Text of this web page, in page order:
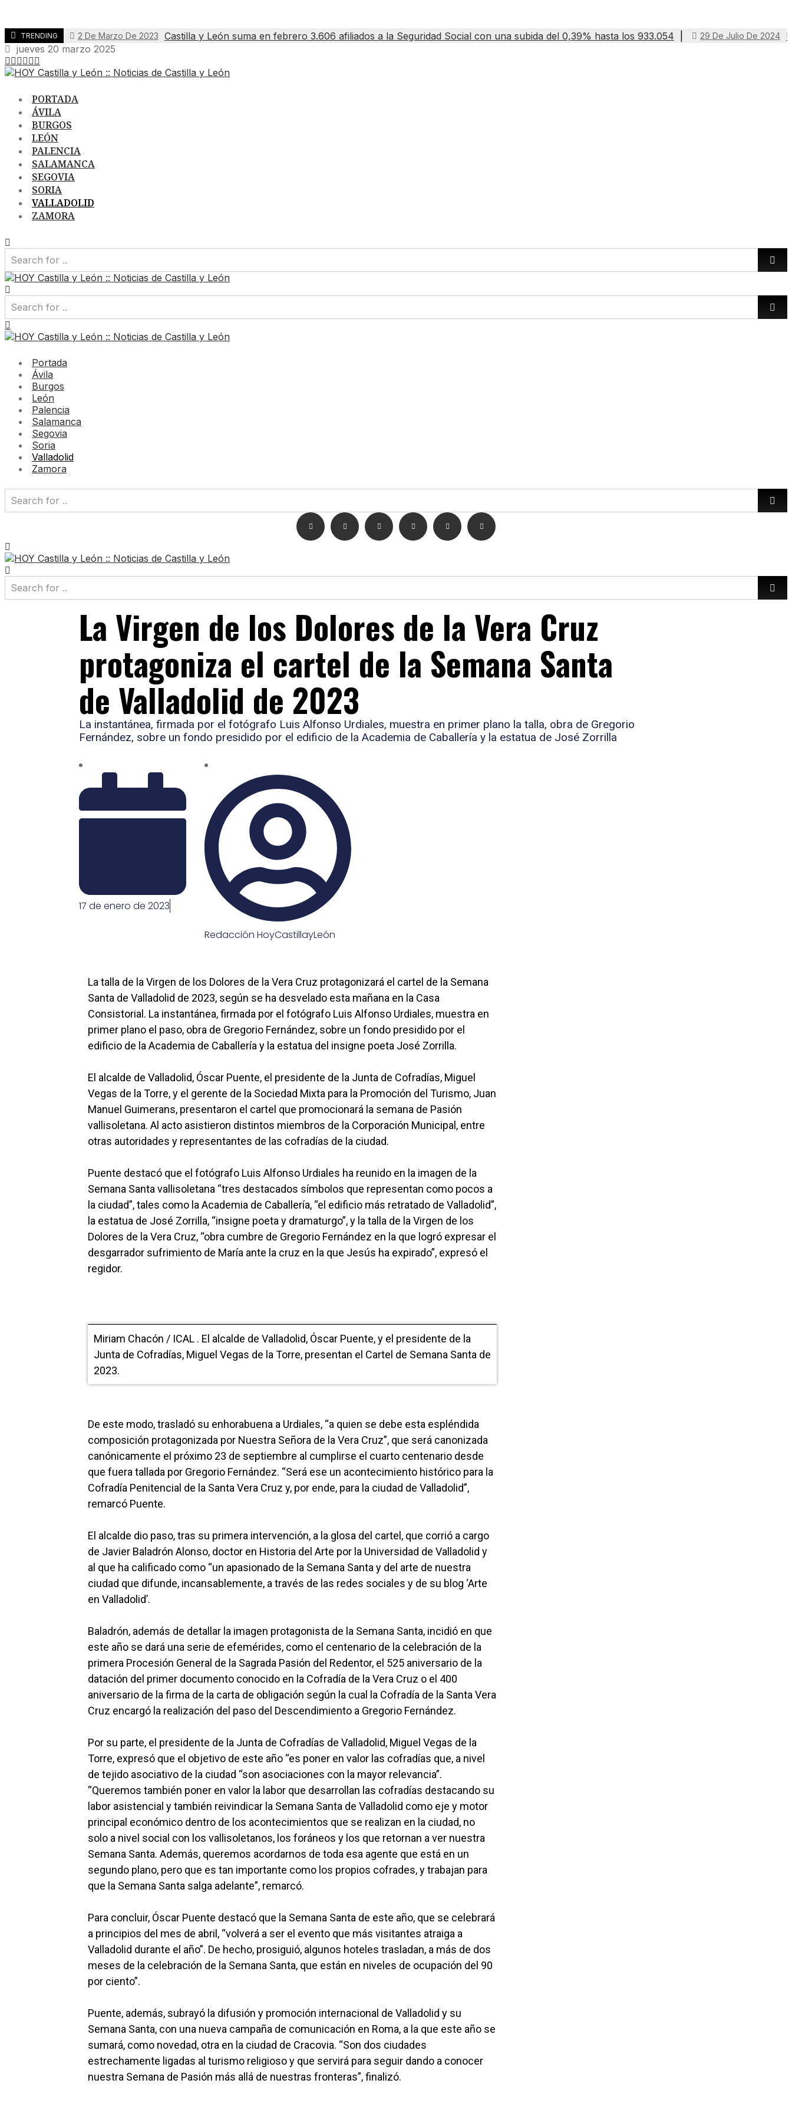
TRENDING 2 De Marzo De 2023 Castilla y León suma en febrero 3.606 afiliados a la Seguridad Social con una subida del 0,39% hasta los 933.054 29 De Julio De 2024
jueves 20 marzo 2025
PORTADA
ÁVILA
BURGOS
LEÓN
PALENCIA
SALAMANCA
SEGOVIA
SORIA
VALLADOLID
ZAMORA
Portada
Ávila
Burgos
León
Palencia
Salamanca
Segovia
Soria
Valladolid
Zamora
La Virgen de los Dolores de la Vera Cruz
protagoniza el cartel de la Semana Santa
de Valladolid de 2023
La instantánea, firmada por el fotógrafo Luis Alfonso Urdiales, muestra en primer plano la talla, obra de Gregorio
Fernández, sobre un fondo presidido por el edificio de la Academia de Caballería y la estatua de José Zorrilla
17 de enero de 2023
Redacción HoyCastillayLeón
La talla de la Virgen de los Dolores de la Vera Cruz protagonizará el cartel de la Semana
Santa de Valladolid de 2023, según se ha desvelado esta mañana en la Casa
Consistorial. La instantánea, firmada por el fotógrafo Luis Alfonso Urdiales, muestra en
primer plano el paso, obra de Gregorio Fernández, sobre un fondo presidido por el
edificio de la Academia de Caballería y la estatua del insigne poeta José Zorrilla.
El alcalde de Valladolid, Óscar Puente, el presidente de la Junta de Cofradías, Miguel
Vegas de la Torre, y el gerente de la Sociedad Mixta para la Promoción del Turismo, Juan
Manuel Guimerans, presentaron el cartel que promocionará la semana de Pasión
vallisoletana. Al acto asistieron distintos miembros de la Corporación Municipal, entre
otras autoridades y representantes de las cofradías de la ciudad.
Puente destacó que el fotógrafo Luis Alfonso Urdiales ha reunido en la imagen de la
Semana Santa vallisoletana “tres destacados símbolos que representan como pocos a
la ciudad”, tales como la Academia de Caballería, “el edificio más retratado de Valladolid”,
la estatua de José Zorrilla, “insigne poeta y dramaturgo”, y la talla de la Virgen de los
Dolores de la Vera Cruz, “obra cumbre de Gregorio Fernández en la que logró expresar el
desgarrador sufrimiento de María ante la cruz en la que Jesús ha expirado”, expresó el
regidor.
Miriam Chacón / ICAL . El alcalde de Valladolid, Óscar Puente, y el presidente de la
Junta de Cofradías, Miguel Vegas de la Torre, presentan el Cartel de Semana Santa de
2023.
De este modo, trasladó su enhorabuena a Urdiales, “a quien se debe esta espléndida
composición protagonizada por Nuestra Señora de la Vera Cruz”, que será canonizada
canónicamente el próximo 23 de septiembre al cumplirse el cuarto centenario desde
que fuera tallada por Gregorio Fernández. “Será ese un acontecimiento histórico para la
Cofradía Penitencial de la Santa Vera Cruz y, por ende, para la ciudad de Valladolid”,
remarcó Puente.
El alcalde dio paso, tras su primera intervención, a la glosa del cartel, que corrió a cargo
de Javier Baladrón Alonso, doctor en Historia del Arte por la Universidad de Valladolid y
al que ha calificado como “un apasionado de la Semana Santa y del arte de nuestra
ciudad que difunde, incansablemente, a través de las redes sociales y de su blog ‘Arte
en Valladolid’.
Baladrón, además de detallar la imagen protagonista de la Semana Santa, incidió en que
este año se dará una serie de efemérides, como el centenario de la celebración de la
primera Procesión General de la Sagrada Pasión del Redentor, el 525 aniversario de la
datación del primer documento conocido en la Cofradía de la Vera Cruz o el 400
aniversario de la firma de la carta de obligación según la cual la Cofradía de la Santa Vera
Cruz encargó la realización del paso del Descendimiento a Gregorio Fernández.
Por su parte, el presidente de la Junta de Cofradías de Valladolid, Miguel Vegas de la
Torre, expresó que el objetivo de este año “es poner en valor las cofradías que, a nivel
de tejido asociativo de la ciudad “son asociaciones con la mayor relevancia”.
“Queremos también poner en valor la labor que desarrollan las cofradías destacando su
labor asistencial y también reivindicar la Semana Santa de Valladolid como eje y motor
principal económico dentro de los acontecimientos que se realizan en la ciudad, no
solo a nivel social con los vallisoletanos, los foráneos y los que retornan a ver nuestra
Semana Santa. Además, queremos acordarnos de toda esa agente que está en un
segundo plano, pero que es tan importante como los propios cofrades, y trabajan para
que la Semana Santa salga adelante”, remarcó.
Para concluir, Óscar Puente destacó que la Semana Santa de este año, que se celebrará
a principios del mes de abril, “volverá a ser el evento que más visitantes atraiga a
Valladolid durante el año”. De hecho, prosiguió, algunos hoteles trasladan, a más de dos
meses de la celebración de la Semana Santa, que están en niveles de ocupación del 90
por ciento”.
Puente, además, subrayó la difusión y promoción internacional de Valladolid y su
Semana Santa, con una nueva campaña de comunicación en Roma, a la que este año se
sumará, como novedad, otra en la ciudad de Cracovia. “Son dos ciudades
estrechamente ligadas al turismo religioso y que servirá para seguir dando a conocer
nuestra Semana de Pasión más allá de nuestras fronteras”, finalizó.